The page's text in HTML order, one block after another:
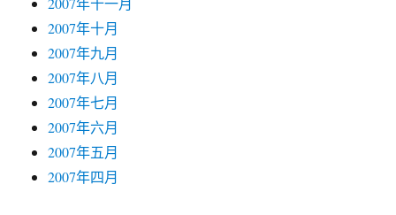
2007年十月
2007年九月
2007年八月
2007年七月
2007年六月
2007年五月
2007年四月